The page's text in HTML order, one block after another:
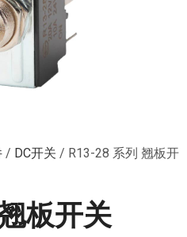
/ DC开关 / R13-28 系列 翘板开
板开关